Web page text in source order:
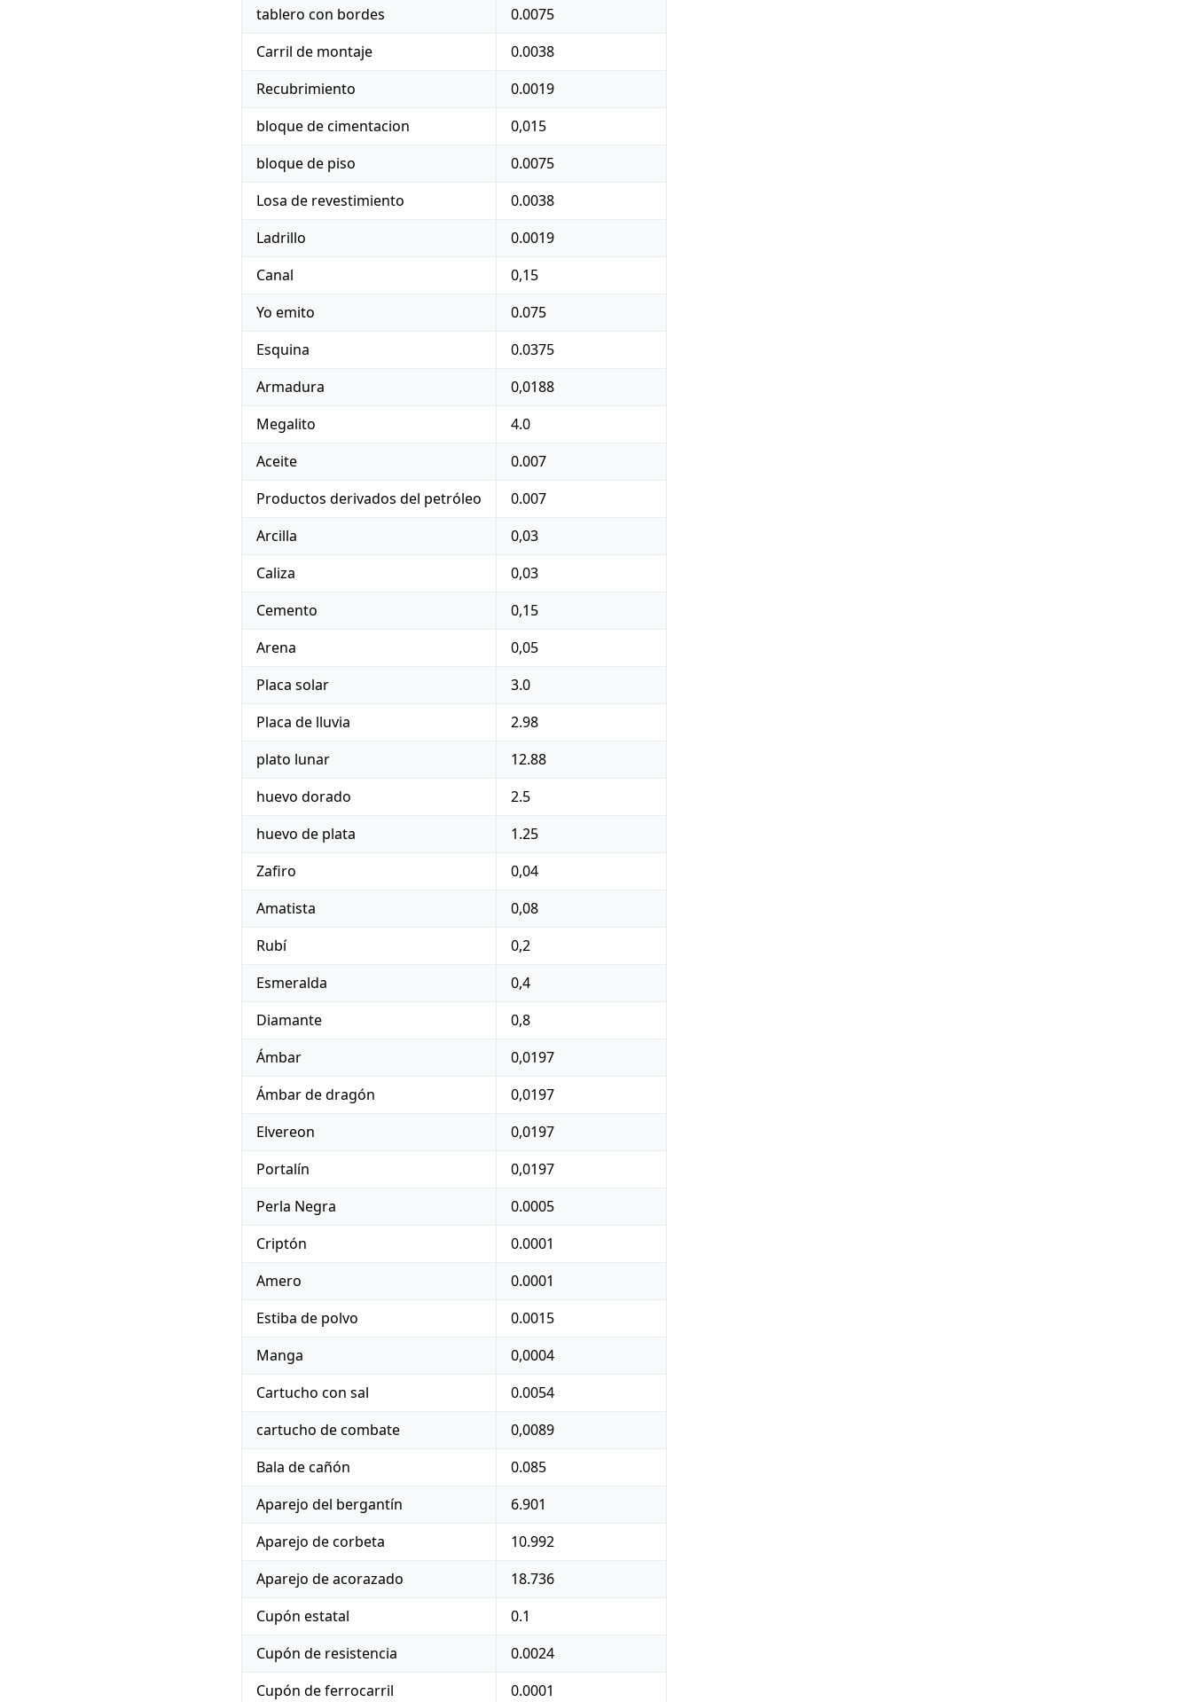
tablero con bordes
0.0075
Carril de montaje
0.0038
Recubrimiento
0.0019
bloque de cimentacion
0,015
bloque de piso
0.0075
Losa de revestimiento
0.0038
Ladrillo
0.0019
Canal
0,15
Yo emito
0.075
Esquina
0.0375
Armadura
0,0188
Megalito
4.0
Aceite
0.007
Productos derivados del petróleo
0.007
Arcilla
0,03
Caliza
0,03
Cemento
0,15
Arena
0,05
Placa solar
3.0
Placa de lluvia
2.98
plato lunar
12.88
huevo dorado
2.5
huevo de plata
1.25
Zafiro
0,04
Amatista
0,08
Rubí
0,2
Esmeralda
0,4
Diamante
0,8
Ámbar
0,0197
Ámbar de dragón
0,0197
Elvereon
0,0197
Portalín
0,0197
Perla Negra
0.0005
Criptón
0.0001
Amero
0.0001
Estiba de polvo
0.0015
Manga
0,0004
Cartucho con sal
0.0054
cartucho de combate
0,0089
Bala de cañón
0.085
Aparejo del bergantín
6.901
Aparejo de corbeta
10.992
Aparejo de acorazado
18.736
Cupón estatal
0.1
Cupón de resistencia
0.0024
Cupón de ferrocarril
0.0001